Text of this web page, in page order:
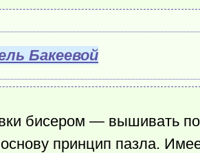
Бакеевой
бисером — вышивать
принцип пазла.